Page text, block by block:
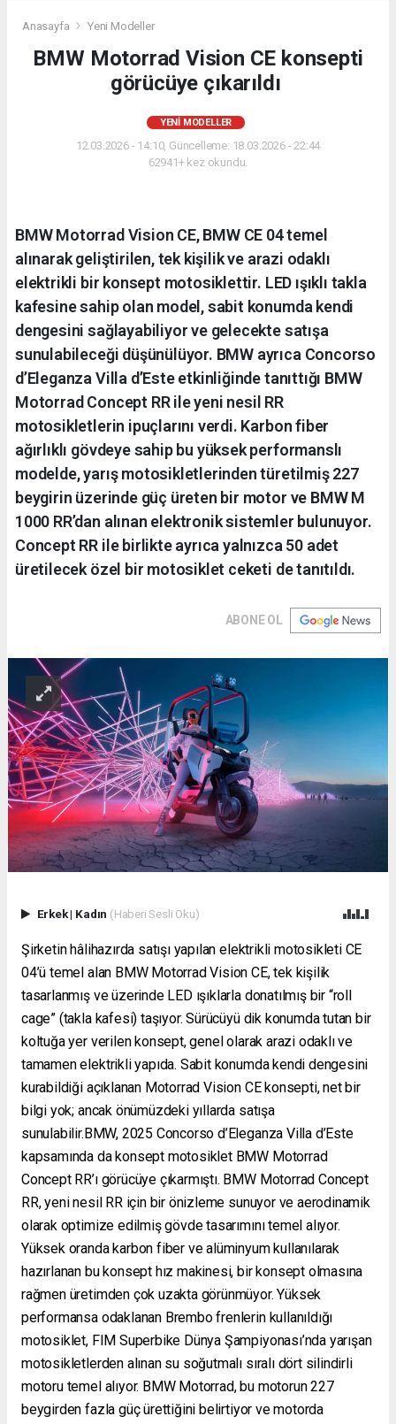
Anasayfa Yeni Modeller
BMW Motorrad Vision CE konsepti
görücüye çıkarıldı
YENI MODELLER
12.03.2026 - 14:10, Güncelleme: 18.03.2026 - 22:44
62941+ kez okundu.
BMW Motorrad Vision CE, BMW CE 04 temel
alınarak geliştirilen, tek kişilik ve arazi odaklı
elektrikli bir konsept motosiklettir. LED ışıklı takla
kafesine sahip olan model, sabit konumda kendi
dengesini sağlayabiliyor ve gelecekte satışa
sunulabileceği düşünülüyor. BMW ayrıca Concorso
d’Eleganza Villa d’Este etkinliğinde tanıttığı BMW
Motorrad Concept RR ile yeni nesil RR
motosikletlerin ipuçlarını verdi. Karbon fiber
ağırlıklı gövdeye sahip bu yüksek performanslı
modelde, yarış motosikletlerinden türetilmiş 227
beygirin üzerinde güç üreten bir motor ve BMW M
1000 RR’dan alınan elektronik sistemler bulunuyor.
Concept RR ile birlikte ayrıca yalnızca 50 adet
üretilecek özel bir motosiklet ceketi de tanıtıldı.
ABONE OL
Erkek| Kadın (Haberi Sesli Oku)
Şirketin hâlihazırda satışı yapılan elektrikli motosikleti CE
04’ü temel alan BMW Motorrad Vision CE, tek kişilik
tasarlanmış ve üzerinde LED ışıklarla donatılmış bir “roll
cage” (takla kafesi) taşıyor. Sürücüyü dik konumda tutan bir
koltuğa yer verilen konsept, genel olarak arazi odaklı ve
tamamen elektrikli yapıda. Sabit konumda kendi dengesini
kurabildiği açıklanan Motorrad Vision CE konsepti, net bir
bilgi yok; ancak önümüzdeki yıllarda satışa
sunulabilir.BMW, 2025 Concorso d’Eleganza Villa d’Este
kapsamında da konsept motosiklet BMW Motorrad
Concept RR’ı görücüye çıkarmıştı. BMW Motorrad Concept
RR, yeni nesil RR için bir önizleme sunuyor ve aerodinamik
olarak optimize edilmiş gövde tasarımını temel alıyor.
Yüksek oranda karbon fiber ve alüminyum kullanılarak
hazırlanan bu konsept hız makinesi, bir konsept olmasına
rağmen üretimden çok uzakta görünmüyor. Yüksek
performansa odaklanan Brembo frenlerin kullanıldığı
motosiklet, FIM Superbike Dünya Şampiyonası’nda yarışan
motosikletlerden alınan su soğutmalı sıralı dört silindirli
motoru temel alıyor. BMW Motorrad, bu motorun 227
beygirden fazla güç ürettiğini belirtiyor ve motorda